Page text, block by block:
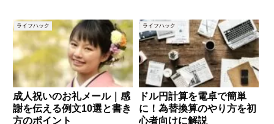
ライフハック
成人祝いのお礼メール｜感
謝を伝える例文10選と書き
方のポイント
ライフハック
ドル円計算を電卓で簡単
に！為替換算のやり方を初
心者向けに解説